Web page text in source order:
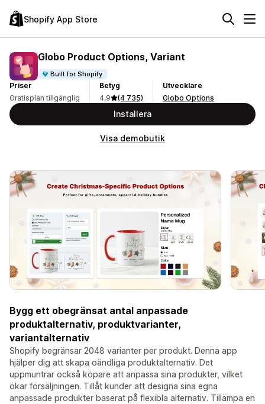
Shopify App Store
Globo Product Options, Variant
Built for Shopify
Priser
Gratisplan tillgänglig
Betyg
4,9
(4 735)
Utvecklare
Globo Options
Installera
Visa demobutik
Bygg ett obegränsat antal anpassade
produktalternativ, produktvarianter,
variantalternativ
Shopify begränsar 2048 varianter per produkt. Denna app
hjälper dig att skapa oändliga produktalternativ. Det
uppmuntrar också köpare att anpassa sina produkter, vilket
ökar försäljningen. Tillåt kunder att designa sina egna
anpassade produkter baserat på flexibla alternativ. Tillämpa en